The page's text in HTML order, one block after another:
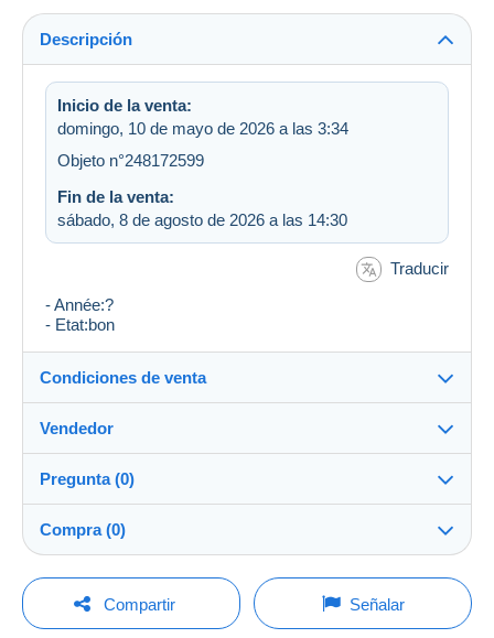
Descripción
Inicio de la venta:
domingo, 10 de mayo de 2026 a las 3:34
Objeto n°248172599
Fin de la venta:
sábado, 8 de agosto de 2026 a las 14:30
Traducir
- Année:?
- Etat:bon
Condiciones de venta
Destino:
Ver la lista de países
Envío:
Envío después del pago
A cargo del comprador
Métodos de pago:
Vendedor
dino1961100%(11725x)
Tienda
Miembro desde:
Pregunta (0)
Para hacer una pregunta, debe iniciar una
Compra (0)
Última actualización: 11:55:15
Compartir Señalar